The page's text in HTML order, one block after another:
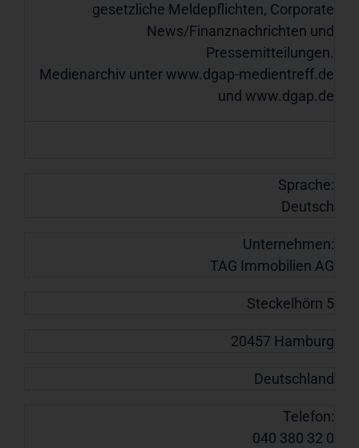
gesetzliche Meldepflichten, Corporate
News/Finanznachrichten und
Pressemitteilungen.
Medienarchiv unterwww.dgap-medientreff.de
und www.dgap.de
Sprache:
Deutsch
Unternehmen:
TAG Immobilien AG
Steckelhörn 5
20457 Hamburg
Deutschland
Telefon:
040 380 32 0